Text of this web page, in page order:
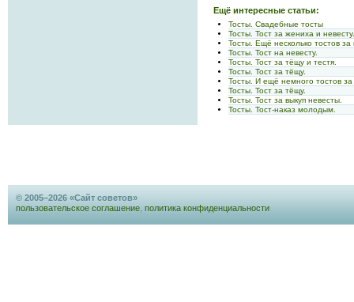
Ещё интересные статьи:
Тосты. Свадебные тосты
Тосты. Тост за жениха и
Тосты. Ещё несколько тостов за
Тосты. Тост на невесту.
Тосты. Тост за тёщу и тестя.
Тосты. Тост за тёщу.
Тосты. И ещё немного тостов за
Тосты. Тост за тёщу.
Тосты. Тост за выкуп невесты.
Тосты. Тост-наказ молодым.
© 2005–2026 «Сайт советов»
пользовательское соглашение политика конфиденциальности